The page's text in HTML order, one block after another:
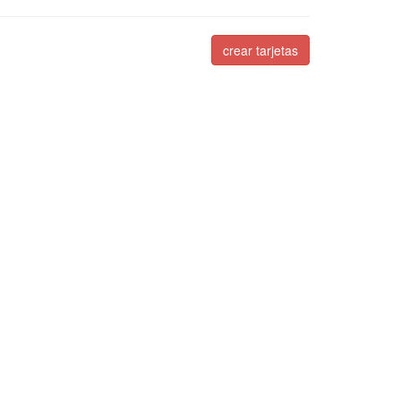
crear tarjetas